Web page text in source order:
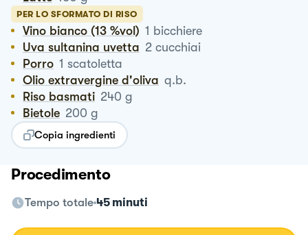
PER LO SFORMATO DI RISO
Vino bianco (13 %vol) 1 bicchiere
Uva sultanina uvetta 2 cucchiai
Porro 1 scatoletta
Olio extravergine d'oliva q.b.
Riso basmati 240 g
Bietole 200 g
Copia ingredienti
Procedimento
Tempo totale 45 minuti